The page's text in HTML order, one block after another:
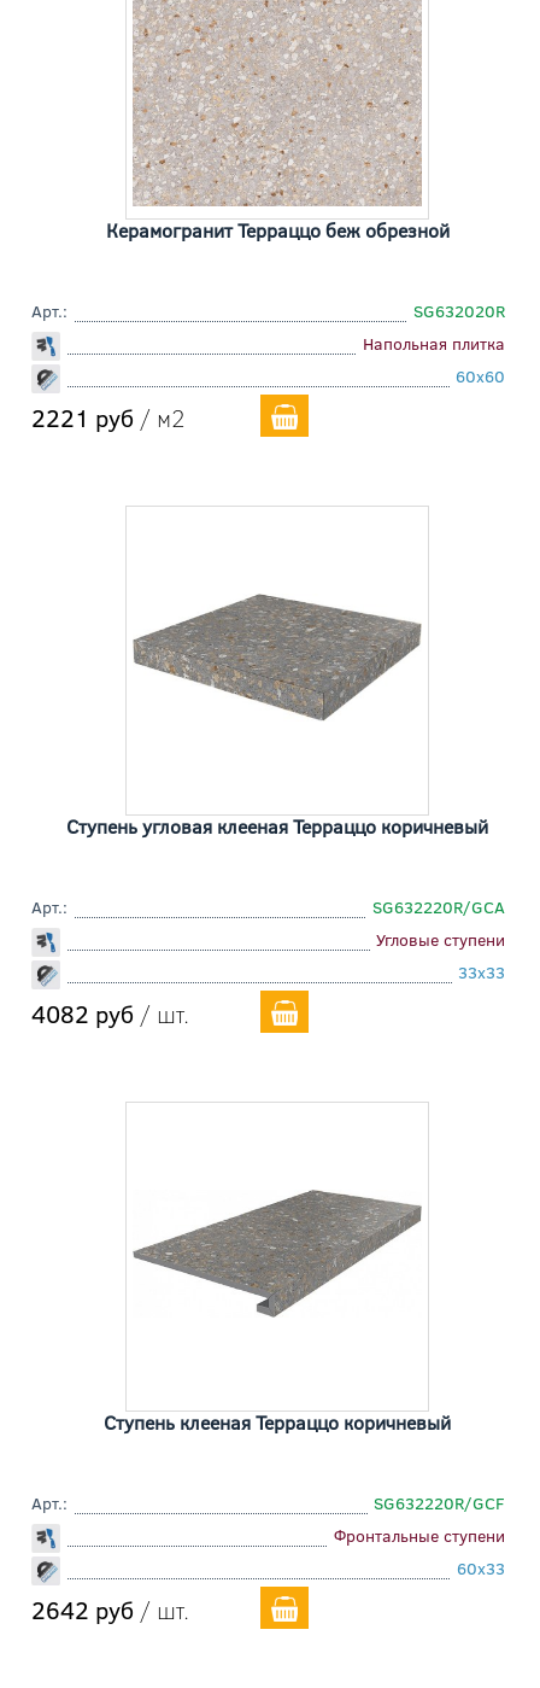
Керамогранит Терраццо беж обрезной
Арт.:
SG632020R
Напольная плитка
60x60
2221 руб / м2
Ступень угловая клееная Терраццо коричневый
Арт.:
SG632220R/GCA
Угловые ступени
33x33
4082 руб / шт.
Ступень клееная Терраццо коричневый
Арт.:
SG632220R/GCF
Фронтальные ступени
60x33
2642 руб / шт.